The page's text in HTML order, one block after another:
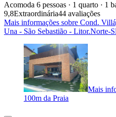
Acomoda 6 pessoas · 1 quarto · 1
9,8Extraordinária44 avaliações
Mais informações sobre Cond.
Una - São Sebastião - Litor.Norte-
Mais
100m da Praia